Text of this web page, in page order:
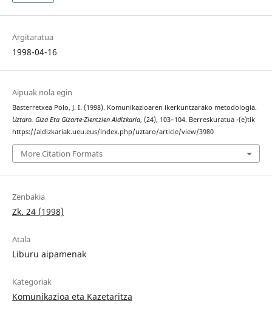
Argitaratua
1998-04-16
Aipuak nola egin
Basterretxea Polo, J. I. (1998). Komunikazioaren ikerkuntzarako metodologia.
Uztaro. Giza Eta Gizarte-Zientzien Aldizkaria, (24), 103–104. Berreskuratua -(e)tik
https://aldizkariak.ueu.eus/index.php/uztaro/article/view/3980
More Citation Formats
Zenbakia
Zk. 24 (1998)
Atala
Liburu aipamenak
Kategoriak
Komunikazioa eta Kazetaritza